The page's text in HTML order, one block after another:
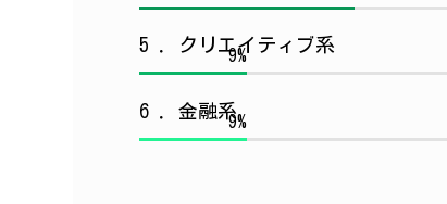
5 ．クリエイティブ系
9%
6 ．金融系
9%